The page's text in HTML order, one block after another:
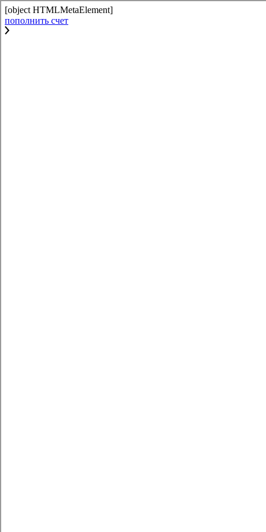
[object HTMLMetaElement]
пополнить счет